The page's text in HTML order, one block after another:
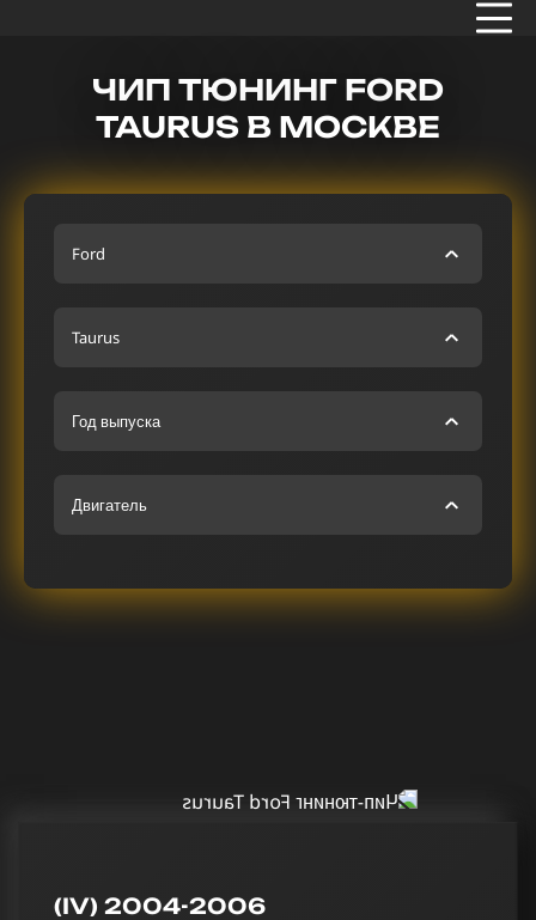
ЧИП ТЮНИНГ FORD
TAURUS В МОСКВЕ
Ford
Taurus
Год выпуска
Двигатель
(IV) 2004-2006